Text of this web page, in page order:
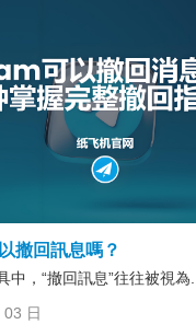
撤回訊息嗎？
中，“撤回訊息”往往被視為...
日